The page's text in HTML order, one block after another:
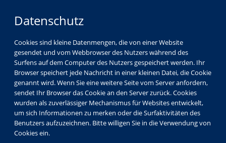
Datenschutz
Cookies sind kleine Datenmengen, die von einer Website
gesendet und vom Webbrowser des Nutzers während des
Surfens auf dem Computer des Nutzers gespeichert werden. Ihr
Browser speichert jede Nachricht in einer kleinen Datei, die Cookie
genannt wird. Wenn Sie eine weitere Seite vom Server anfordern,
sendet Ihr Browser das Cookie an den Server zurück. Cookies
wurden als zuverlässiger Mechanismus für Websites entwickelt,
um sich Informationen zu merken oder die Surfaktivitäten des
Benutzers aufzuzeichnen. Bitte willigen Sie in die Verwendung von
Cookies ein.
Aktuelles
Veränderte Parksituation in der Hoevelstr. 6